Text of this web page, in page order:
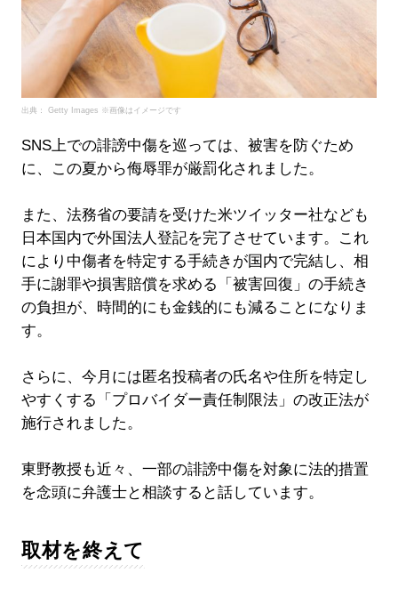
出典： Getty Images ※画像はイメージです
SNS上での誹謗中傷を巡っては、被害を防ぐため
に、この夏から侮辱罪が厳罰化されました。
また、法務省の要請を受けた米ツイッター社なども
日本国内で外国法人登記を完了させています。これ
により中傷者を特定する手続きが国内で完結し、相
手に謝罪や損害賠償を求める「被害回復」の手続き
の負担が、時間的にも金銭的にも減ることになりま
す。
さらに、今月には匿名投稿者の氏名や住所を特定し
やすくする「プロバイダー責任制限法」の改正法が
施行されました。
東野教授も近々、一部の誹謗中傷を対象に法的措置
を念頭に弁護士と相談すると話しています。
取材を終えて